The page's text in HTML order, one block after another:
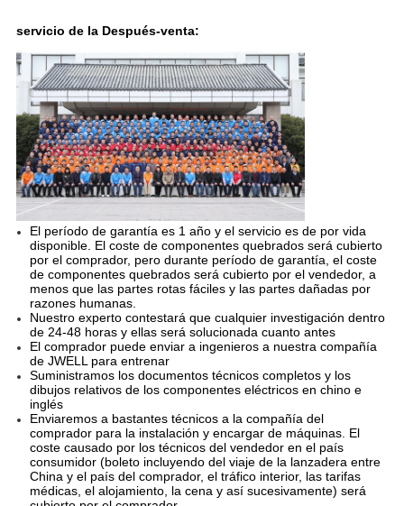
servicio de la Después-venta:
El período de garantía es 1 año y el servicio es de por vida
disponible. El coste de componentes quebrados será cubierto
por el comprador, pero durante período de garantía, el coste
de componentes quebrados será cubierto por el vendedor, a
menos que las partes rotas fáciles y las partes dañadas por
razones humanas.
Nuestro experto contestará que cualquier investigación dentro
de 24-48 horas y ellas será solucionada cuanto antes
El comprador puede enviar a ingenieros a nuestra compañía
de JWELL para entrenar
Suministramos los documentos técnicos completos y los
dibujos relativos de los componentes eléctricos en chino e
inglés
Enviaremos a bastantes técnicos a la compañía del
comprador para la instalación y encargar de máquinas. El
coste causado por los técnicos del vendedor en el país
consumidor (boleto incluyendo del viaje de la lanzadera entre
China y el país del comprador, el tráfico interior, las tarifas
médicas, el alojamiento, la cena y así sucesivamente) será